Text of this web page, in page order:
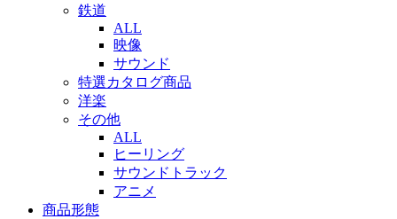
鉄道
ALL
映像
サウンド
特選カタログ商品
洋楽
その他
ALL
ヒーリング
サウンドトラック
アニメ
商品形態